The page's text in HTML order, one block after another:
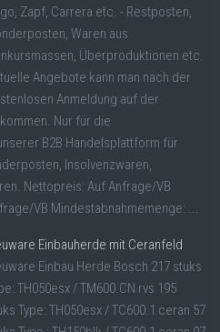
Zapf, Carrera etc. - Restposten,
Waren aus
Überproduktionen etc.
Angebote kann man nach der
Anmeldung auf der
Nur für die
B2B Handelsplattform für
Insolvenzwaren,
Nettopreis: Auf Anfrage/VB
VB Mindestabnahmemenge: ...
Einbauherde mit Ceranfeld
Einbau Herde Bosch 217 stuks
TH050esx / TM600.CN rvs 195
Type: TH050esx / TC600.1 ceran 57